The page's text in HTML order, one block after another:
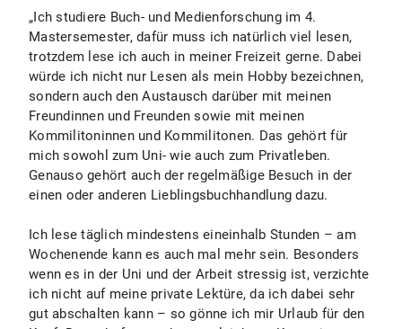
„Ich studiere Buch- und Medienforschung im 4.
Mastersemester, dafür muss ich natürlich viel lesen,
trotzdem lese ich auch in meiner Freizeit gerne. Dabei
würde ich nicht nur Lesen als mein Hobby bezeichnen,
sondern auch den Austausch darüber mit meinen
Freundinnen und Freunden sowie mit meinen
Kommilitoninnen und Kommilitonen. Das gehört für
mich sowohl zum Uni- wie auch zum Privatleben.
Genauso gehört auch der regelmäßige Besuch in der
einen oder anderen Lieblingsbuchhandlung dazu.
Ich lese täglich mindestens eineinhalb Stunden – am
Wochenende kann es auch mal mehr sein. Besonders
wenn es in der Uni und der Arbeit stressig ist, verzichte
ich nicht auf meine private Lektüre, da ich dabei sehr
gut abschalten kann – so gönne ich mir Urlaub für den